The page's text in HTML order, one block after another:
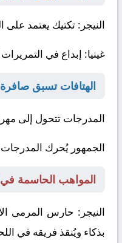
النيجر : تكتيك يعتمد على
غينيا: إبداع في
الهتافات تسبق صافرة
المدرجات تتحول إلى
الجمهور يُحرك
المواهب الحاسمة في
النيجر: حارس المرمى
بذكاء ويُنقذ فريقه في